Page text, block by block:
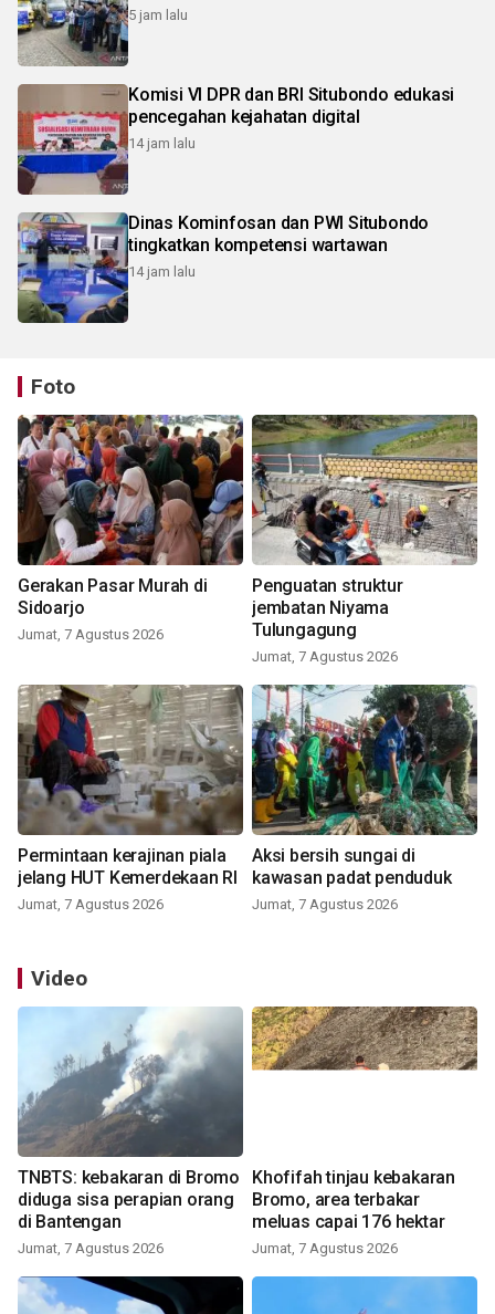
5 jam lalu
Komisi VI DPR dan BRI Situbondo edukasi
pencegahan kejahatan digital
14 jam lalu
Dinas Kominfosan dan PWI Situbondo
tingkatkan kompetensi wartawan
14 jam lalu
Foto
Gerakan Pasar Murah di
Sidoarjo
Jumat, 7 Agustus 2026
Penguatan struktur
jembatan Niyama
Tulungagung
Jumat, 7 Agustus 2026
Permintaan kerajinan piala
jelang HUT Kemerdekaan RI
Jumat, 7 Agustus 2026
Aksi bersih sungai di
kawasan padat penduduk
Jumat, 7 Agustus 2026
Video
TNBTS: kebakaran di Bromo
diduga sisa perapian orang
di Bantengan
Jumat, 7 Agustus 2026
Khofifah tinjau kebakaran
Bromo, area terbakar
meluas capai 176 hektar
Jumat, 7 Agustus 2026